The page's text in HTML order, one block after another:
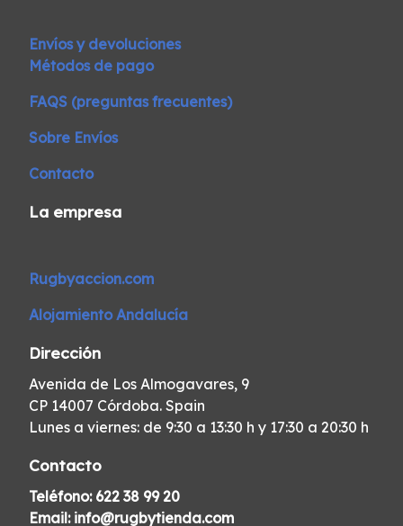
Envíos y devoluciones
Métodos de pago
FAQS (preguntas frecuentes)
Sobre Envíos
Contacto
La empresa
Rugbyaccion.com
Alojamiento Andalucía
Dirección
Avenida de Los Almogavares, 9
CP 14007 Córdoba. Spain
Lunes a viernes: de 9:30 a 13:30 h y 17:30 a 20:30 h
Contacto
Teléfono: 622 38 99 20
Email: info@rugbytienda.com